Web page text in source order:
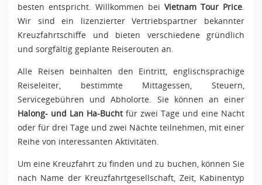
besten entspricht. Willkommen bei Vietnam Tour Price
Wir sind ein lizenzierter Vertriebspartner bekannter
Kreuzfahrtschiffe und bieten verschiedene gründlich
und sorgfältig geplante Reiserouten an.
Alle Reisen beinhalten den Eintritt, englischsprachige
Reiseleiter, bestimmte Mittagessen, Steuern,
Servicegebühren und Abholorte. Sie können an einer
Halong- und Lan Ha-Buchtfür zwei Tage und eine Nacht
oder für drei Tage und zwei Nächte teilnehmen, mit einer
Reihe von interessanten Aktivitäten.
Um eine Kreuzfahrt zu finden und zu buchen, können Sie
nach Name der Kreuzfahrtgesellschaft, Zeit, Kabinentyp